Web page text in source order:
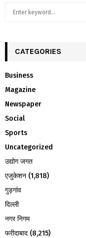
h
o
r
:
CATEGORIES
Business
Magazine
Newspaper
Social
Sports
Uncategorized
उद्योग जगत
एजुकेशन (1,818)
गुड़गांव
दिल्ली
नगर निगम
फरीदाबाद (8,215)